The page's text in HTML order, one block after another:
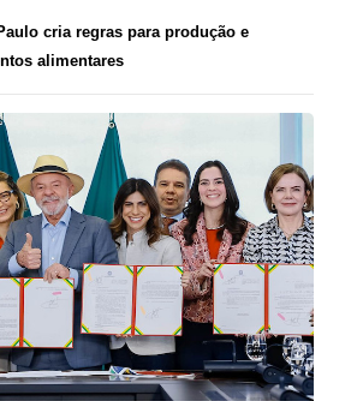
cria regras para produção e
alimentares